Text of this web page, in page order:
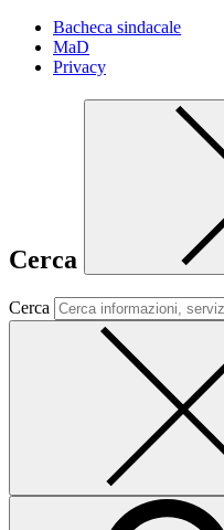
Bacheca sindacale
MaD
Privacy
Cerca
Cerca